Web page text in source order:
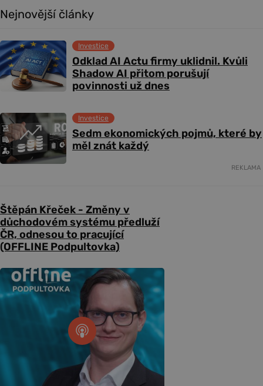
Nejnovější články
Odklad AI Actu firmy uklidnil. Kvůli
Shadow AI přitom porušují
povinnosti už dnes
Investice
Sedm ekonomických pojmů, které by
měl znát každý
Investice
REKLAMA
Štěpán Křeček - Změny v
důchodovém systému předluží
ČR, odnesou to pracující
(OFFLINE Podpultovka)